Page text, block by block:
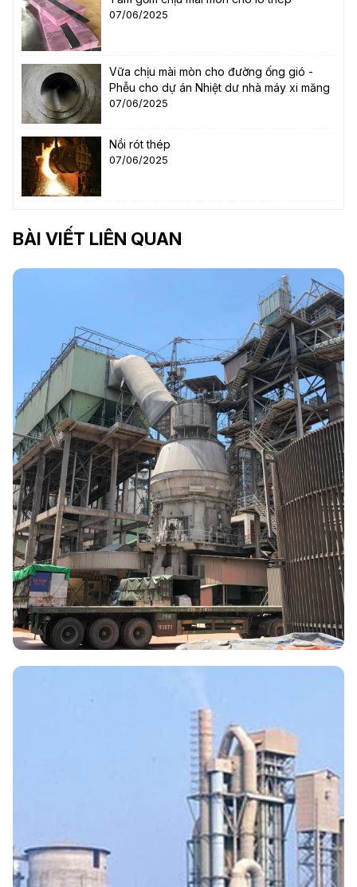
07/06/2025
Vữa chịu mài mòn cho đường ống gió -
Phễu cho dự án Nhiệt dư nhà máy xi măng
07/06/2025
Nồi rót thép
07/06/2025
BÀI VIẾT LIÊN QUAN